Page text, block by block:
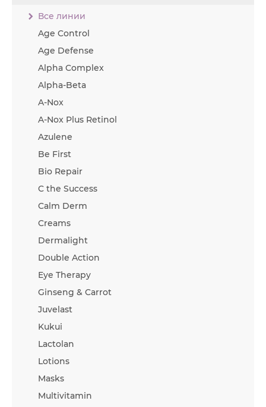
Все линии
Age Control
Age Defense
Alpha Complex
Alpha-Beta
A-Nox
A-Nox Plus Retinol
Azulene
Be First
Bio Repair
C the Success
Calm Derm
Creams
Dermalight
Double Action
Eye Therapy
Ginseng & Carrot
Juvelast
Kukui
Lactolan
Lotions
Masks
Multivitamin